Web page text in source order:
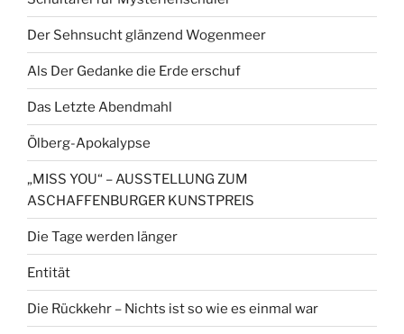
Der Sehnsucht glänzend Wogenmeer
Als Der Gedanke die Erde erschuf
Das Letzte Abendmahl
Ölberg-Apokalypse
„MISS YOU“ – AUSSTELLUNG ZUM
ASCHAFFENBURGER KUNSTPREIS
Die Tage werden länger
Entität
Die Rückkehr – Nichts ist so wie es einmal war